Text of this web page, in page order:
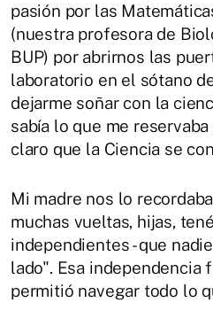
pasión por las
(nuestra profesora de
BUP) por abrirnos las
laboratorio en el sótano
dejarme soñar con la
sabía lo que me
claro que la Ciencia se
Mi madre nos lo
muchas vueltas, hijas,
independientes - que
lado". Esa independencia
permitió navegar todo lo